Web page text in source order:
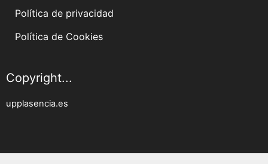
Política de privacidad
Política de Cookies
Copyright...
upplasencia.es